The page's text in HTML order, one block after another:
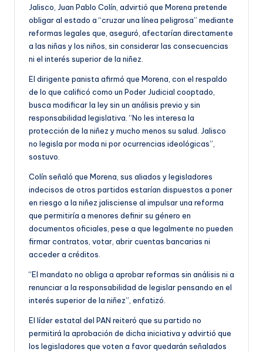
Jalisco, Juan Pablo Colín, advirtió que Morena pretende
obligar al estado a “cruzar una línea peligrosa” mediante
reformas legales que, aseguró, afectarían directamente
a las niñas y los niños, sin considerar las consecuencias
ni el interés superior de la niñez.
El dirigente panista afirmó que Morena, con el respaldo
de lo que calificó como un Poder Judicial cooptado,
busca modificar la ley sin un análisis previo y sin
responsabilidad legislativa. “No les interesa la
protección de la niñez y mucho menos su salud. Jalisco
no legisla por moda ni por ocurrencias ideológicas”,
sostuvo.
Colín señaló que Morena, sus aliados y legisladores
indecisos de otros partidos estarían dispuestos a poner
en riesgo a la niñez jalisciense al impulsar una reforma
que permitiría a menores definir su género en
documentos oficiales, pese a que legalmente no pueden
firmar contratos, votar, abrir cuentas bancarias ni
acceder a créditos.
“El mandato no obliga a aprobar reformas sin análisis ni a
renunciar a la responsabilidad de legislar pensando en el
interés superior de la niñez”, enfatizó.
El líder estatal del PAN reiteró que su partido no
permitirá la aprobación de dicha iniciativa y advirtió que
los legisladores que voten a favor quedarán señalados